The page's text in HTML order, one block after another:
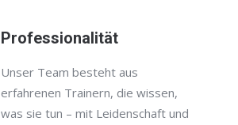
Professionalität
Unser Team besteht aus
erfahrenen Trainern, die wissen,
was sie tun – mit Leidenschaft und